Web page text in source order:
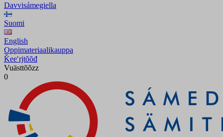
Davvisámegiella
Suomi
English
Oppimateriaalikauppa
Ǩeeʹrjtõõđ
Vuästtõõzz
0